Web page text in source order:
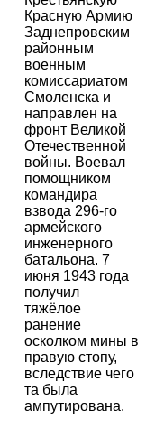
Красную Армию
Заднепровским
районным
военным
комиссариатом
Смоленска и
направлен на
фронт Великой
Отечественной
войны. Воевал
помощником
командира
взвода 296-го
армейского
инженерного
батальона. 7
июня 1943 года
получил
тяжёлое
ранение
осколком мины в
правую стопу,
вследствие чего
та была
ампутирована.